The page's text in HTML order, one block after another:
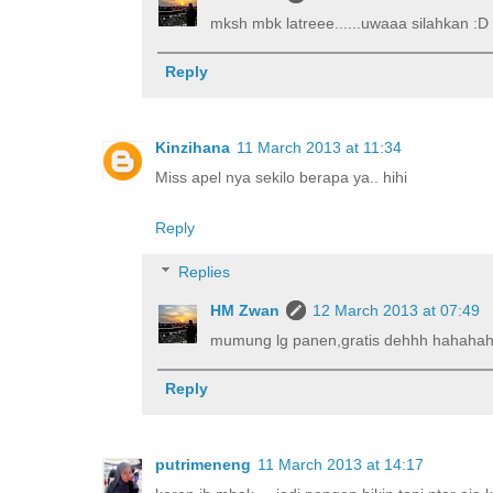
mksh mbk latreee......uwaaa silahkan :D
Reply
Kinzihana 11 March 2013 at 11:34
Miss apel nya sekilo berapa ya.. hihi
Reply
Replies
HM Zwan
12 March 2013 at 07:49
mumung lg panen,gratis dehhh
Reply
putrimeneng 11 March 2013 at 14:17